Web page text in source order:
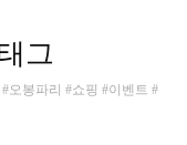
그
#오봉파리 #쇼핑 #이벤트 #